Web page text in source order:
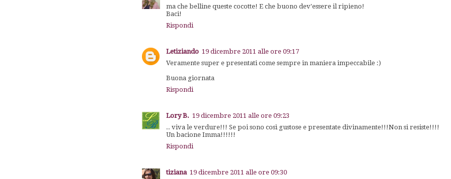
ma che belline queste cocotte! E che buono dev'essere il ripieno!
Baci!
Rispondi
Letiziando 19 dicembre 2011 alle ore 09:17
Veramente super e presentati come sempre in maniera impeccabile :)
Buona giornata
Rispondi
Lory B. 19 dicembre 2011 alle ore 09:23
.. viva le verdure!!! Se poi sono così gustose e presentate divinamente!!!Non si resiste!!!!
Un bacione Imma!!!!!!
Rispondi
tiziana 19 dicembre 2011 alle ore 09:30